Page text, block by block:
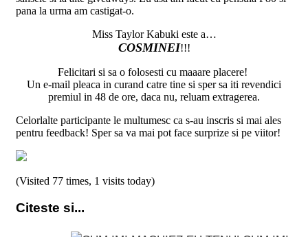
pana la urma am castigat-o.
Miss Taylor Kabuki este a…
COSMINEI!!!
Felicitari si sa o folosesti cu maaare placere!
Un e-mail pleaca in curand catre tine si sper sa iti revendici
premiul in 48 de ore, daca nu, reluam extragerea.
Celorlalte participante le multumesc ca s-au inscris si mai ales
pentru feedback! Sper sa va mai pot face surprize si pe viitor!
(Visited 77 times, 1 visits today)
Citeste si...